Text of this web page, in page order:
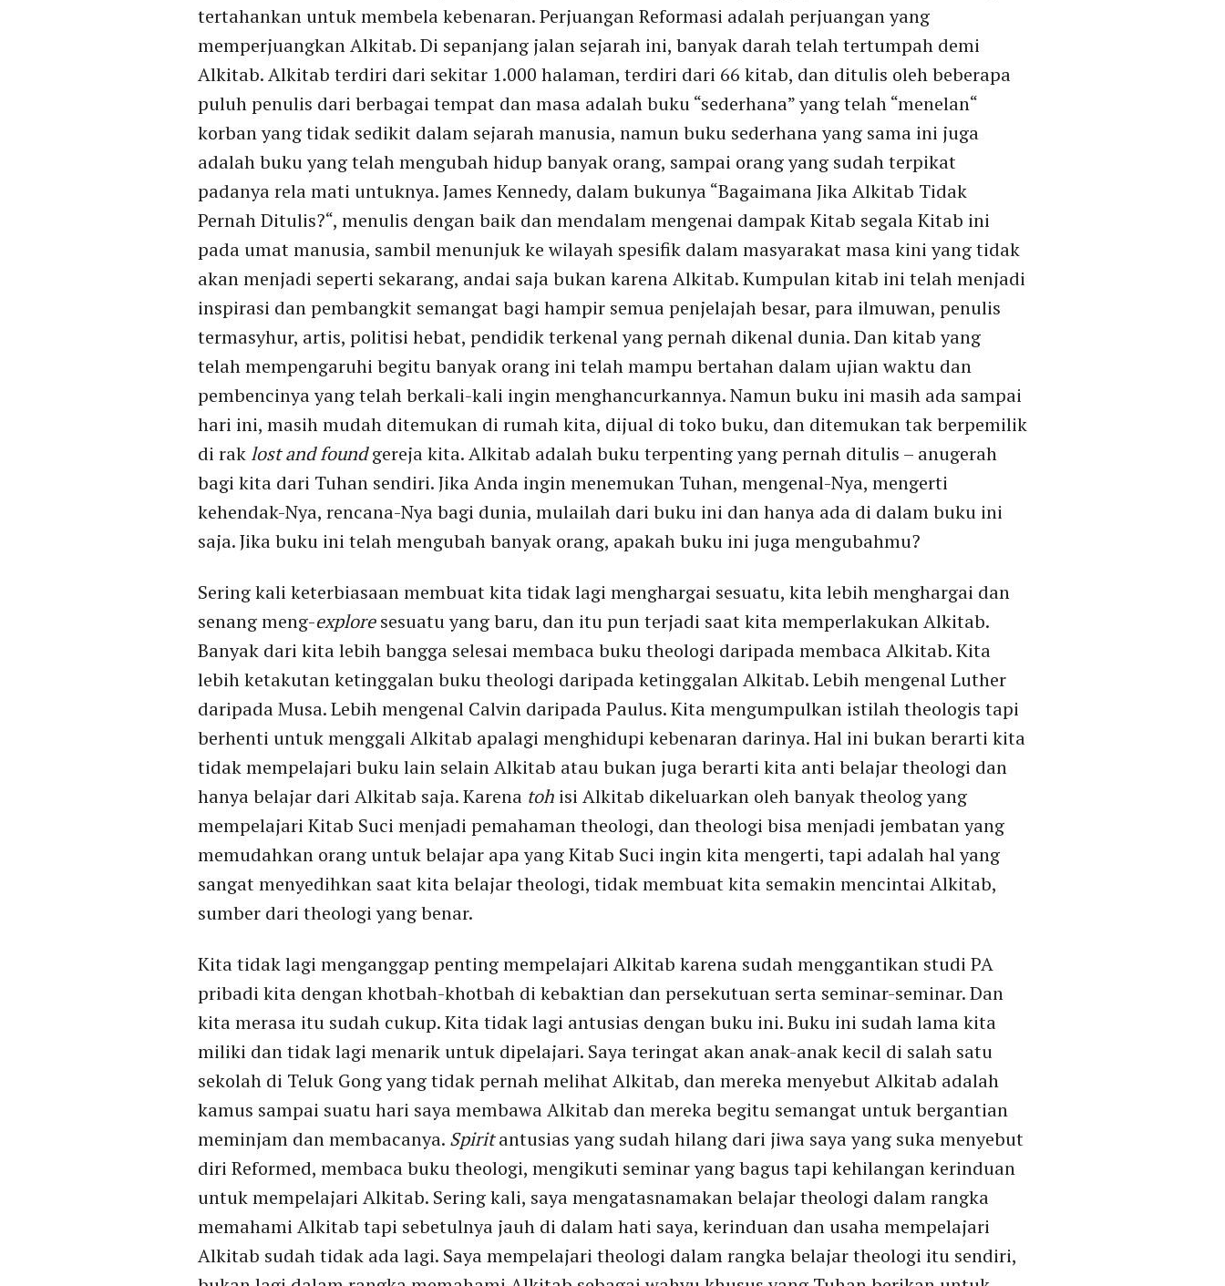
tertahankan untuk membela kebenaran. Perjuangan Reformasi adalah perjuangan yang
memperjuangkan Alkitab. Di sepanjang jalan sejarah ini, banyak darah telah tertumpah demi
Alkitab. Alkitab terdiri dari sekitar 1.000 halaman, terdiri dari 66 kitab, dan ditulis oleh beberapa
puluh penulis dari berbagai tempat dan masa adalah buku “sederhana” yang telah “menelan“
korban yang tidak sedikit dalam sejarah manusia, namun buku sederhana yang sama ini juga
adalah buku yang telah mengubah hidup banyak orang, sampai orang yang sudah terpikat
padanya rela mati untuknya. James Kennedy, dalam bukunya “Bagaimana Jika Alkitab Tidak
Pernah Ditulis?“, menulis dengan baik dan mendalam mengenai dampak Kitab segala Kitab ini
pada umat manusia, sambil menunjuk ke wilayah spesifik dalam masyarakat masa kini yang tidak
akan menjadi seperti sekarang, andai saja bukan karena Alkitab. Kumpulan kitab ini telah menjadi
inspirasi dan pembangkit semangat bagi hampir semua penjelajah besar, para ilmuwan, penulis
termasyhur, artis, politisi hebat, pendidik terkenal yang pernah dikenal dunia. Dan kitab yang
telah mempengaruhi begitu banyak orang ini telah mampu bertahan dalam ujian waktu dan
pembencinya yang telah berkali-kali ingin menghancurkannya. Namun buku ini masih ada sampai
hari ini, masih mudah ditemukan di rumah kita, dijual di toko buku, dan ditemukan tak berpemilik
di rak lost and foundgereja kita. Alkitab adalah buku terpenting yang pernah ditulis – anugerah
bagi kita dari Tuhan sendiri. Jika Anda ingin menemukan Tuhan, mengenal-Nya, mengerti
kehendak-Nya, rencana-Nya bagi dunia, mulailah dari buku ini dan hanya ada di dalam buku ini
saja. Jika buku ini telah mengubah banyak orang, apakah buku ini juga mengubahmu?
Sering kali keterbiasaan membuat kita tidak lagi menghargai sesuatu, kita lebih menghargai dan
senang meng-exploresesuatu yang baru, dan itu pun terjadi saat kita memperlakukan Alkitab.
Banyak dari kita lebih bangga selesai membaca buku theologi daripada membaca Alkitab. Kita
lebih ketakutan ketinggalan buku theologi daripada ketinggalan Alkitab. Lebih mengenal Luther
daripada Musa. Lebih mengenal Calvin daripada Paulus. Kita mengumpulkan istilah theologis tapi
berhenti untuk menggali Alkitab apalagi menghidupi kebenaran darinya. Hal ini bukan berarti kita
tidak mempelajari buku lain selain Alkitab atau bukan juga berarti kita anti belajar theologi dan
hanya belajar dari Alkitab saja. Karena tohisi Alkitab dikeluarkan oleh banyak theolog yang
mempelajari Kitab Suci menjadi pemahaman theologi, dan theologi bisa menjadi jembatan yang
memudahkan orang untuk belajar apa yang Kitab Suci ingin kita mengerti, tapi adalah hal yang
sangat menyedihkan saat kita belajar theologi, tidak membuat kita semakin mencintai Alkitab,
sumber dari theologi yang benar.
Kita tidak lagi menganggap penting mempelajari Alkitab karena sudah menggantikan studi PA
pribadi kita dengan khotbah-khotbah di kebaktian dan persekutuan serta seminar-seminar. Dan
kita merasa itu sudah cukup. Kita tidak lagi antusias dengan buku ini. Buku ini sudah lama kita
miliki dan tidak lagi menarik untuk dipelajari. Saya teringat akan anak-anak kecil di salah satu
sekolah di Teluk Gong yang tidak pernah melihat Alkitab, dan mereka menyebut Alkitab adalah
kamus sampai suatu hari saya membawa Alkitab dan mereka begitu semangat untuk bergantian
meminjam dan membacanya. Spiritantusias yang sudah hilang dari jiwa saya yang suka menyebut
diri Reformed, membaca buku theologi, mengikuti seminar yang bagus tapi kehilangan kerinduan
untuk mempelajari Alkitab. Sering kali, saya mengatasnamakan belajar theologi dalam rangka
memahami Alkitab tapi sebetulnya jauh di dalam hati saya, kerinduan dan usaha mempelajari
Alkitab sudah tidak ada lagi. Saya mempelajari theologi dalam rangka belajar theologi itu sendiri,